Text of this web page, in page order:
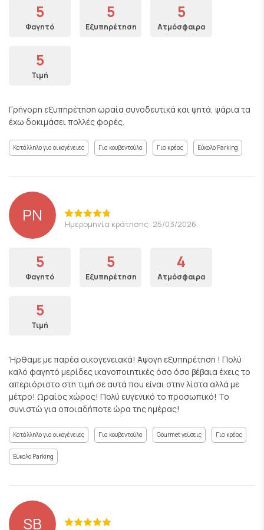
5
Φαγητό
5
Εξυπηρέτηση
5
Ατμόσφαιρα
5
Τιμή
Γρήγορη εξυπηρέτηση ωραία συνοδευτικά και ψητά, ψάρια τα
έχω δοκιμάσει πολλές φορές.
Κατάλληλο για οικογένειες Για κουβεντούλα Για κρέας Εύκολο Parking
PN Ημερομηνία κράτησης: 25/03/2026
5
Φαγητό
5
Εξυπηρέτηση
4
Ατμόσφαιρα
5
Τιμή
Ήρθαμε με παρέα οικογενειακά! Άψογη εξυπηρέτηση ! Πολύ
καλό φαγητό μερίδες ικανοποιητικές όσο όσο βέβαια έχεις το
απεριόριστο στη τιμή σε αυτά που είναι στην λίστα αλλά με
μέτρο! Ωραίος χώρος! Πολύ ευγενικό το προσωπικό! Το
συνιστώ για οποιαδήποτε ώρα της ημέρας!
Κατάλληλο για οικογένειες Για κουβεντούλα Gourmet γεύσεις Για κρέας
Εύκολο Parking
SB